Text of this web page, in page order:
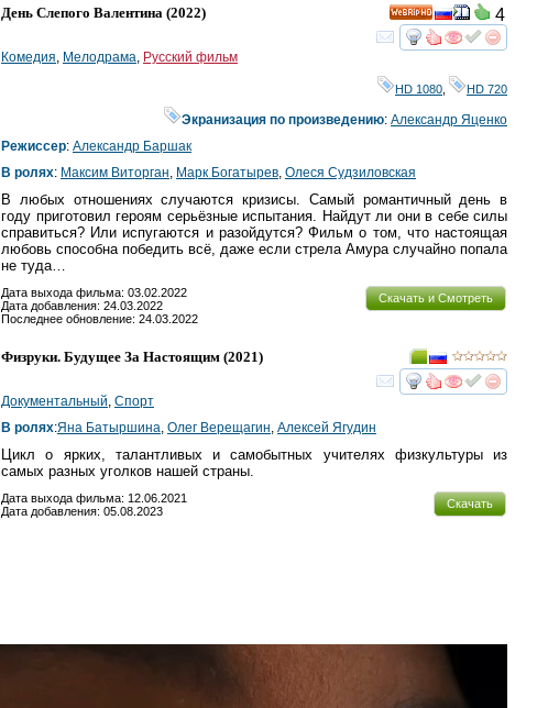
смотретьинтересует
HD
4
День Слепого Валентина (2022)
Комедия, Мелодрама, Русский фильм
HD 1080 HD 720
Экранизация по произведению: Александр Яценко
Режиссер: Александр Баршак
В ролях: Максим Виторган, Марк Богатырев, Олеся Судзиловская
В любых отношениях случаются кризисы. Самый романтичный день в
году приготовил героям серьёзные испытания. Найдут ли они в себе силы
справиться? Или испугаются и разойдутся? Фильм о том, что настоящая
любовь способна победить всё, даже если стрела Амура случайно попала
не туда…
Скачать и Смотреть
Дата выхода фильма: 03.02.2022
Дата добавления: 24.03.2022
Последнее обновление: 24.03.2022
смотретьинтересует
Физруки. Будущее За Настоящим (2021)
Документальный, Спорт
В ролях:Яна Батыршина, Олег Верещагин, Алексей Ягудин
Цикл о ярких, талантливых и самобытных учителях физкультуры из
самых разных уголков нашей страны.
Скачать
Дата выхода фильма: 12.06.2021
Дата добавления: 05.08.2023